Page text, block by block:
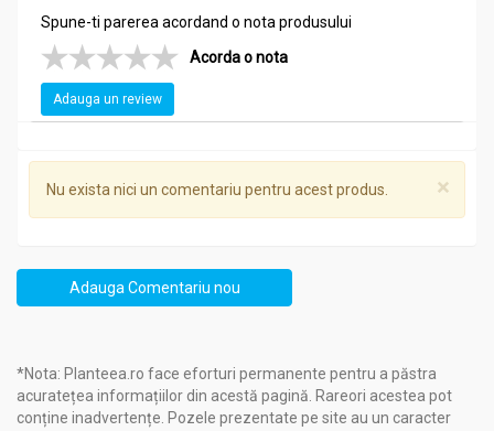
Spune-ti parerea acordand o nota produsului
Acorda o nota
Adauga un review
×
Nu exista nici un comentariu pentru acest produs.
Adauga Comentariu nou
*Nota: Planteea.ro face eforturi permanente pentru a păstra
acuratețea informațiilor din acestă pagină. Rareori acestea pot
conține inadvertențe. Pozele prezentate pe site au un caracter